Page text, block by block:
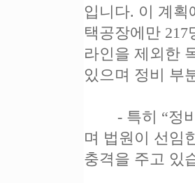
입니다. 이 계획
택공장에만
라인을 제외한
있으며 정비 부
- 특히 “정비
며 법원이 선임
충격을 주고 있